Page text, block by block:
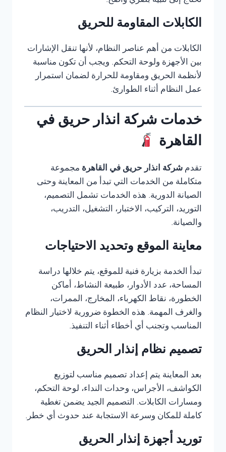
الكابلات المقاومة للحريق
الكابلات من أهم عناصر النظام، لأنها تنقل الإشارات
بين الأجهزة ولوحة التحكم. ويجب أن تكون مناسبة
لأنظمة الحريق ومقاومة للحرارة لضمان استمرار
عمل النظام أثناء الطوارئ.
خدمات شركة انذار حريق في
القاهرة
تقدم شركة انذار حريق في القاهرة مجموعة
متكاملة من الخدمات التي تبدأ من المعاينة وحتى
الصيانة الدورية. هذه الخدمات تشمل التصميم،
التوريد، التركيب، الاختبار، التشغيل، التدريب،
والصيانة.
معاينة الموقع وتحديد الاحتياجات
تبدأ الخدمة بزيارة فنية للموقع، يتم خلالها دراسة
المساحة، عدد الأدوار، طبيعة النشاط، أماكن
الخطورة، نقاط الكهرباء، المخارج، الممرات،
والغرف المهمة. هذه الخطوة ضرورية لاختيار النظام
المناسب وتجنب أي أخطاء أثناء التنفيذ.
تصميم نظام إنذار الحريق
بعد المعاينة يتم إعداد تصميم مناسب لتوزيع
الكواشف، الأجراس، وحدات النداء، لوحة التحكم،
ومسارات الكابلات. التصميم الجيد يضمن تغطية
كاملة للمكان وسرعة الاستجابة عند حدوث أي خطر.
توريد أجهزة إنذار الحريق